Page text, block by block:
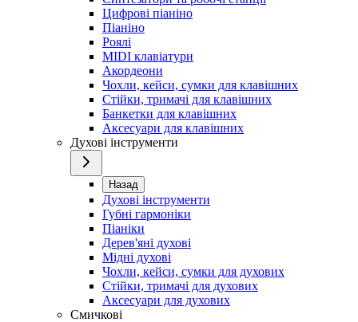
Цифрові піаніно
Піаніно
Роялі
MIDI клавіатури
Акордеони
Чохли, кейси, сумки для клавішних
Стійки, тримачі для клавішних
Банкетки для клавішних
Аксесуари для клавішних
Духові інструменти
Назад
Духові інструменти
Губні гармоніки
Піаніки
Дерев'яні духові
Мідні духові
Чохли, кейси, сумки для духових
Стійки, тримачі для духових
Аксесуари для духових
Смичкові